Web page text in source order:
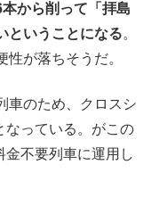
から削って「拝島
ということになる。
が落ちそうだ。
車のため、クロスシ
なっている。がこの
不要列車に運用し